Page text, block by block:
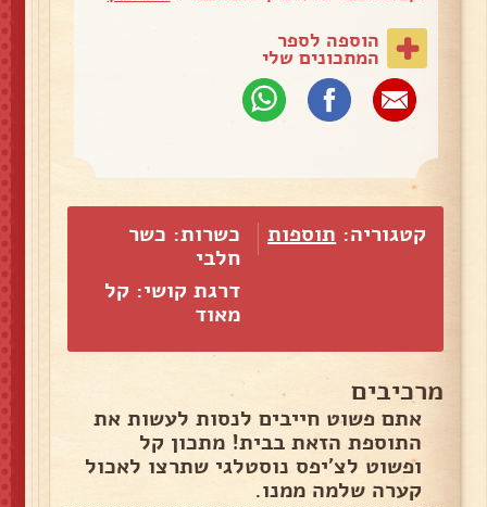
הוספה לספר
המתכונים שלי
קטגוריה: תוספות
כשרות: כשר
חלבי
דרגת קושי: קל
מאוד
מרכיבים
אתם פשוט חייבים לנסות לעשות את
התוספת הזאת בבית! מתכון קל
ופשוט לצ׳יפס נוסטלגי שתרצו לאכול
קערה שלמה ממנו.